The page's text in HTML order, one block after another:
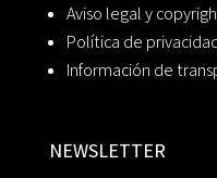
Aviso legal y
Política de
Información de
NEWSLETTER